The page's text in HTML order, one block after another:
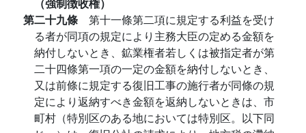
第二十九條 第十一條第二項に規定する利益を受け
る者が同項の規定により主務大臣の定める金額を
納付しないとき、鉱業権者若しくは被指定者が第
二十四條第一項の一定の金額を納付しないとき、
又は前條に規定する復旧工事の施行者が同條の規
定により返納すべき金額を返納しないときは、市
町村（特別区のある地においては特別区。以下同